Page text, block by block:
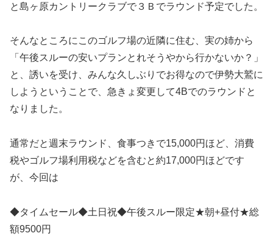
と島ヶ原カントリークラブで３Ｂでラウンド予定でした。
そんなところにこのゴルフ場の近隣に住む、実の姉から
「午後スルーの安いプランとれそうやから行かないか？」
と、誘いを受け、みんな久しぶりでお得なので伊勢大鷲に
しようということで、急きょ変更して4Bでのラウンドと
なりました。
通常だと週末ラウンド、食事つきで15,000円ほど、消費
税やゴルフ場利用税などを含むと約17,000円ほどです
が、今回は
◆タイムセール◆土日祝◆午後スルー限定★朝+昼付★総
額9500円